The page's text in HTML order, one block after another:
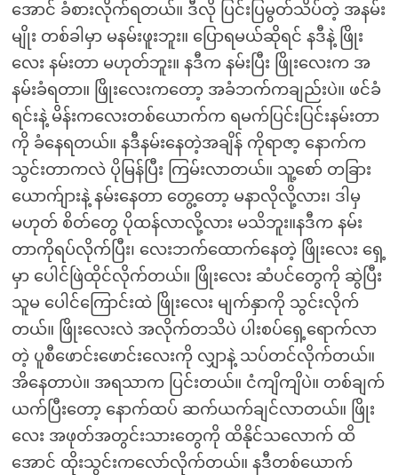
အောင် ခံစားလိုက်ရတယ်။ ဒီလို ပြင်းပြမွတ်သိပ်တဲ့ အနမ်း
မျိုး တစ်ခါမှာ မနမ်းဖူးဘူး။ ပြောရမယ်ဆိုရင် နဒီနဲ့ ဖြိုး
လေး နမ်းတာ မဟုတ်ဘူး။ နဒီက နမ်းပြီး ဖြိုးလေးက အ
နမ်းခံရတာ။ ဖြိုးလေးကတော့ အခံဘက်ကချည်းပဲ။ ဖင်ခံ
ရင်းနဲ့ မိန်းကလေးတစ်ယောက်က ရမက်ပြင်းပြင်းနမ်းတာ
ကို ခံနေရတယ်။ နဒီနမ်းနေတဲ့အချိန် ကိုရာဇာ့ နောက်က
သွင်းတာကလဲ ပိုမြန်ပြီး ကြမ်းလာတယ်။ သူ့စော် တခြား
ယောက်ျားနဲ့ နမ်းနေတာ တွေ့တော့ မနာလိုလို့လား၊ ဒါမှ
မဟုတ် စိတ်တွေ ပိုထန်လာလို့လား မသိဘူး။နဒီက နမ်း
တာကိုရပ်လိုက်ပြီး၊ လေးဘက်ထောက်နေတဲ့ ဖြိုးလေး ရှေ့
မှာ ပေါင်ဖြဲထိုင်လိုက်တယ်။ ဖြိုးလေး ဆံပင်တွေကို ဆွဲပြီး
သူမ ပေါင်ကြောင်းထဲ ဖြိုးလေး မျက်နှာကို သွင်းလိုက်
တယ်။ ဖြိုးလေးလဲ အလိုက်တသိပဲ ပါးစပ်ရှေ့ရောက်လာ
တဲ့ ပူစီဖောင်းဖောင်းလေးကို လျှာနဲ့ သပ်တင်လိုက်တယ်။
အိနေတာပဲ။ အရသာက ပြင်းတယ်။ ငံကျိကျိပဲ။ တစ်ချက်
ယက်ပြီးတော့ နောက်ထပ် ဆက်ယက်ချင်လာတယ်။ ဖြိုး
လေး အဖုတ်အတွင်းသားတွေကို ထိနိုင်သလောက် ထိ
အောင် ထိုးသွင်းကလော်လိုက်တယ်။ နဒီတစ်ယောက်